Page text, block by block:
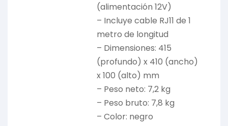
(alimentación 12V)
– Incluye cable RJ11 de 1
metro de longitud
– Dimensiones: 415
(profundo) x 410 (ancho)
x 100 (alto) mm
– Peso neto: 7,2 kg
– Peso bruto: 7,8 kg
– Color: negro